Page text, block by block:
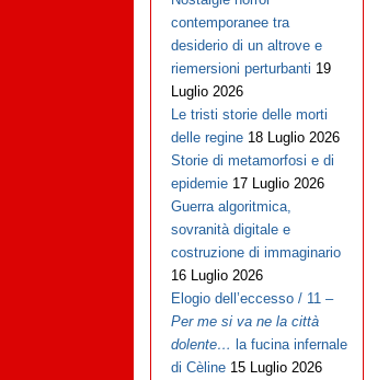
contemporanee tra
desiderio di un altrove e
riemersioni perturbanti 19
Luglio 2026
Le tristi storie delle morti
delle regine 18 Luglio 2026
Storie di metamorfosi e di
epidemie 17 Luglio 2026
Guerra algoritmica,
sovranità digitale e
costruzione di immaginario
16 Luglio 2026
Elogio dell’eccesso / 11 –
Per me si va ne la città
dolente… la fucina infernale
di Cèline 15 Luglio 2026